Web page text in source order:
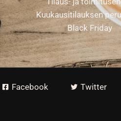
Kuukausitilauksen
Black Friday
Facebook Twitter